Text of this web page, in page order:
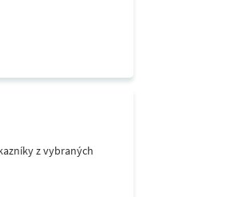
z vybraných